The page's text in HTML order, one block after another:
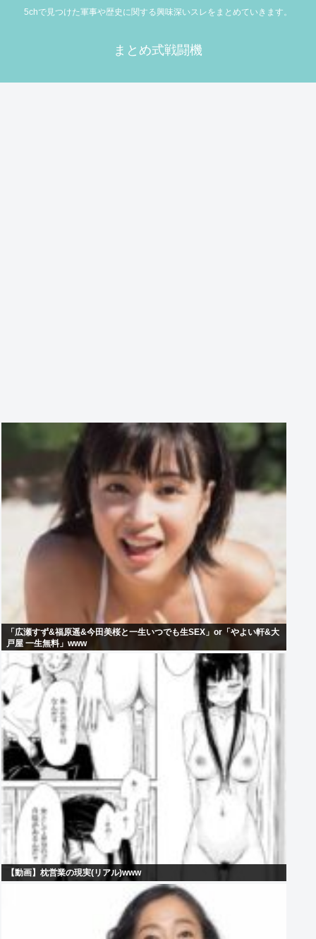
5chで見つけた軍事や歴史に関する興味深いスレをまとめていきます。
まとめ式戦闘機
「広瀬すず&福原遥&今田美桜と一生いつでも生SEX」or「やよい軒&大
戸屋 一生無料」www
【動画】枕営業の現実(リアル)www